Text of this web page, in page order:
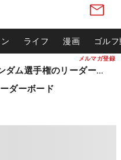
メルマガ登録
ライフ 漫画 ゴル
松山英樹ら出場 ウィンダム選手権のリーダーボード
ダーボード